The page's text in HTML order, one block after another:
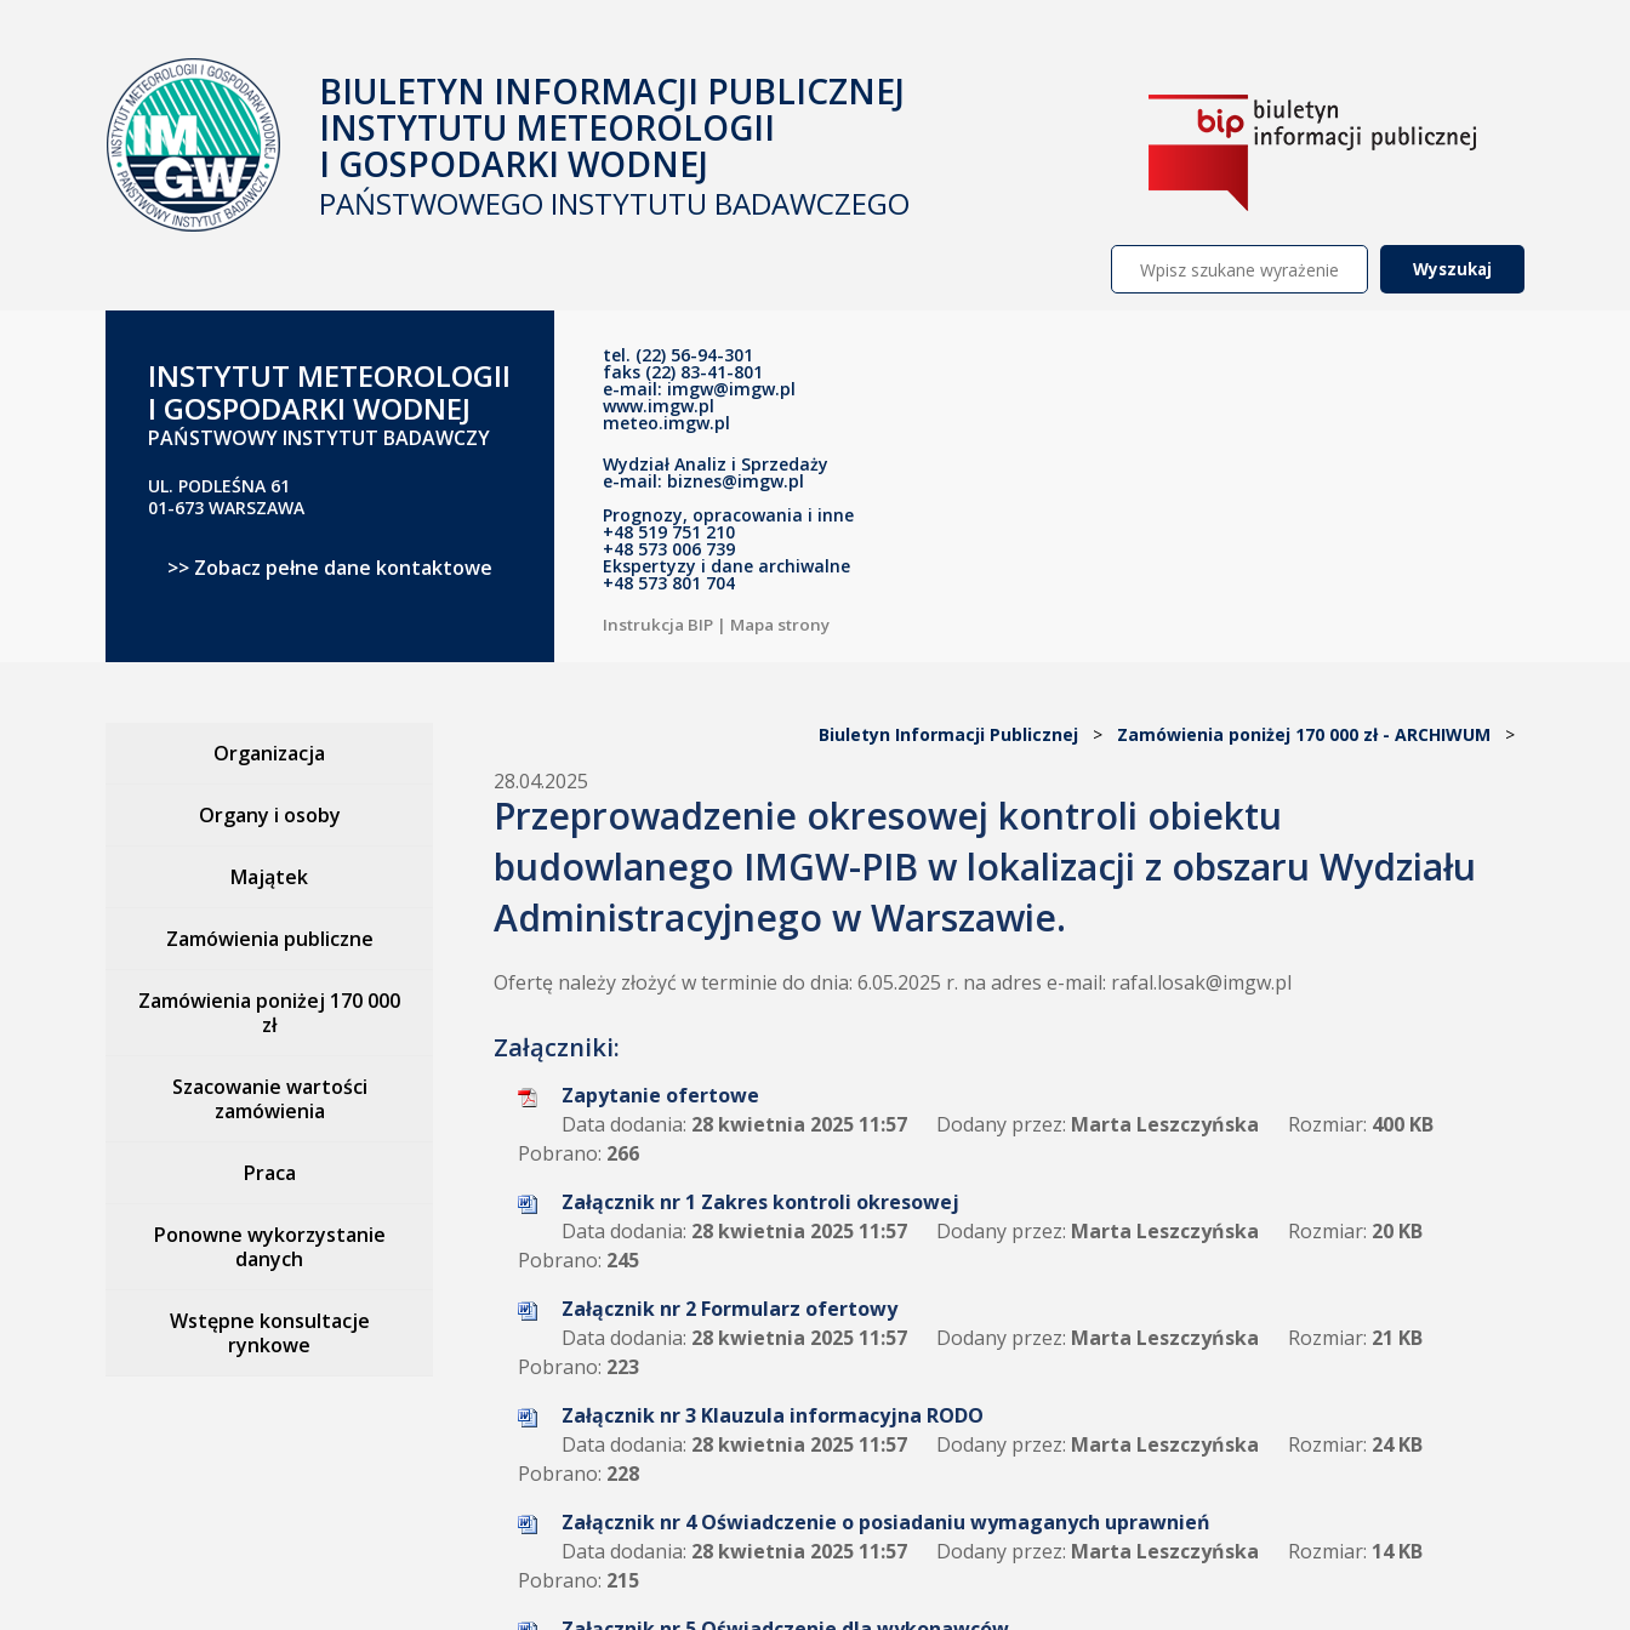
BIULETYN INFORMACJI PUBLICZNEJ
INSTYTUTU METEOROLOGII
I GOSPODARKI WODNEJ
PAŃSTWOWEGO INSTYTUTU BADAWCZEGO
Szukaj:
INSTYTUT METEOROLOGII
I GOSPODARKI WODNEJ
PAŃSTWOWY INSTYTUT BADAWCZY
UL. PODLEŚNA 61
01-673 WARSZAWA
>> Zobacz pełne dane kontaktowe
tel. (22) 56-94-301
faks (22) 83-41-801
e-mail: imgw@imgw.pl
www.imgw.pl
meteo.imgw.pl
Wydział Analiz i Sprzedaży
e-mail: biznes@imgw.pl
Prognozy, opracowania i inne
+48 519 751 210
+48 573 006 739
Ekspertyzy i dane archiwalne
+48 573 801 704
Instrukcja BIP | Mapa strony
Organizacja
Organy i osoby
Majątek
Zamówienia publiczne
Zamówienia poniżej 170 000
zł
Szacowanie wartości
zamówienia
Praca
Ponowne wykorzystanie
danych
Wstępne konsultacje
rynkowe
Biuletyn Informacji Publicznej > Zamówienia poniżej 170 000 zł - ARCHIWUM >
28.04.2025
Przeprowadzenie okresowej kontroli obiektu
budowlanego IMGW-PIB w lokalizacji z obszaru Wydziału
Administracyjnego w Warszawie.
Ofertę należy złożyć w terminie do dnia: 6.05.2025 r. na adres e-mail: rafal.losak@imgw.pl
Załączniki:
Zapytanie ofertowe
Data dodania: 28 kwietnia 2025 11:57 Dodany przez: Marta Leszczyńska Rozmiar: 400 KB
Pobrano: 266
Załącznik nr 1 Zakres kontroli okresowej
Data dodania: 28 kwietnia 2025 11:57 Dodany przez: Marta Leszczyńska Rozmiar: 20 KB
Pobrano: 245
Załącznik nr 2 Formularz ofertowy
Data dodania: 28 kwietnia 2025 11:57 Dodany przez: Marta Leszczyńska Rozmiar: 21 KB
Pobrano: 223
Załącznik nr 3 Klauzula informacyjna RODO
Data dodania: 28 kwietnia 2025 11:57 Dodany przez: Marta Leszczyńska Rozmiar: 24 KB
Pobrano: 228
Załącznik nr 4 Oświadczenie o posiadaniu wymaganych uprawnień
Data dodania: 28 kwietnia 2025 11:57 Dodany przez: Marta Leszczyńska Rozmiar: 14 KB
Pobrano: 215